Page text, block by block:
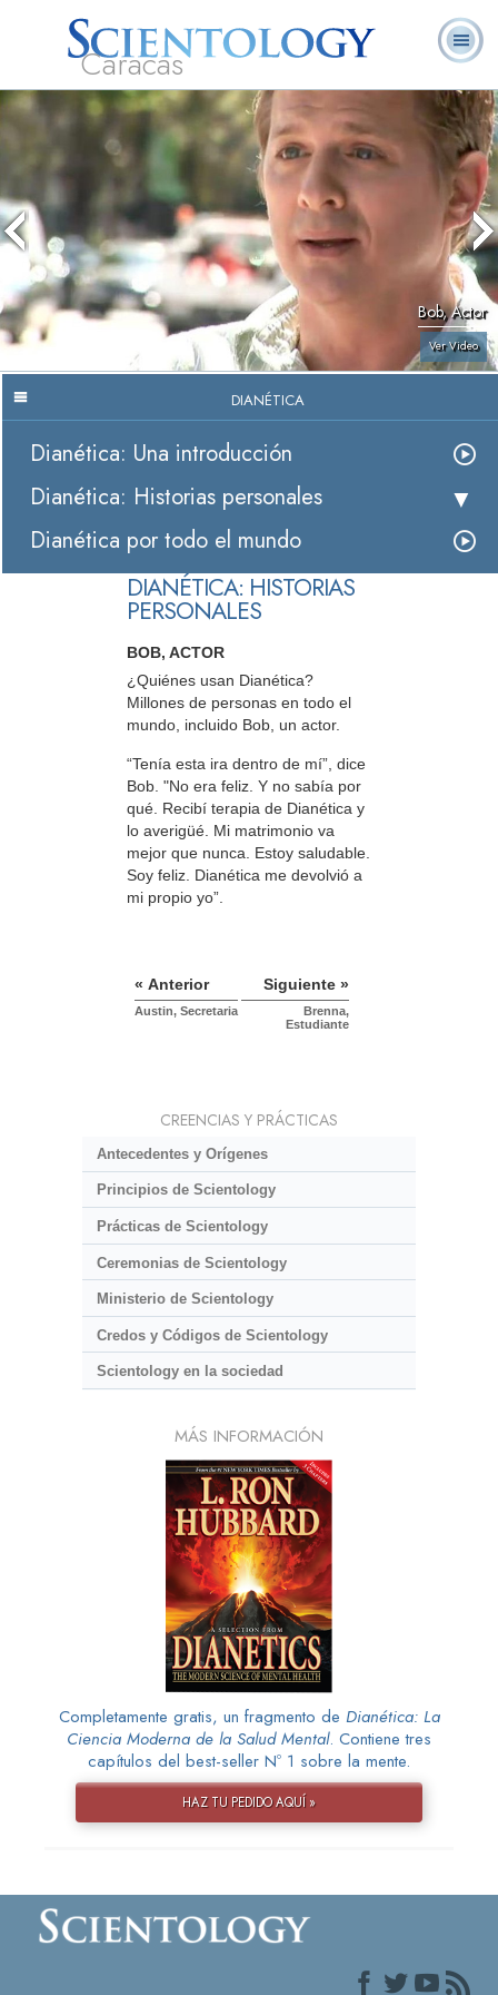
Caracas
L. Ronald
Hubbard
¿Qué es
Scientology?
Ministros
Voluntarios
Frecuentes
Libros
Bob, Actor
Ver Video
DIANÉTICA
Dianética: Una introducción
Dianética: Historias personales
Dianética por todo el mundo
DIANÉTICA: HISTORIAS
PERSONALES
BOB, ACTOR
¿Quiénes usan Dianética?
Millones de personas en todo el
mundo, incluido Bob, un actor.
“Tenía esta ira dentro de mí”, dice
Bob. "No era feliz. Y no sabía por
qué. Recibí terapia de Dianética y
lo averigüé. Mi matrimonio va
mejor que nunca. Estoy saludable.
Soy feliz. Dianética me devolvió a
mi propio yo”.
« Anterior
Austin, Secretaria
Siguiente »
Brenna,
Estudiante
CREENCIAS Y PRÁCTICAS
Antecedentes y Orígenes
Principios de Scientology
Prácticas de Scientology
Ceremonias de Scientology
Ministerio de Scientology
Credos y Códigos de Scientology
Scientology en la sociedad
MÁS INFORMACIÓN
Completamente gratis, un fragmento de Dianética: La
Ciencia Moderna de la Salud Mental. Contiene tres
capítulos del best-seller Nº 1 sobre la mente.
HAZ TU PEDIDO AQUÍ »